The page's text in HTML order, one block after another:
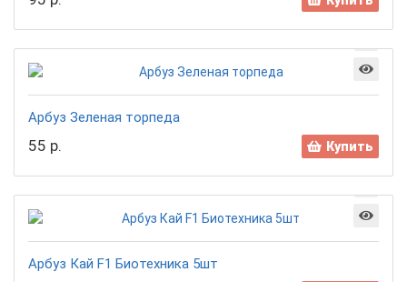
Арбуз Зеленая торпеда
55 р. Купить
Арбуз Кай F1 Биотехника 5шт